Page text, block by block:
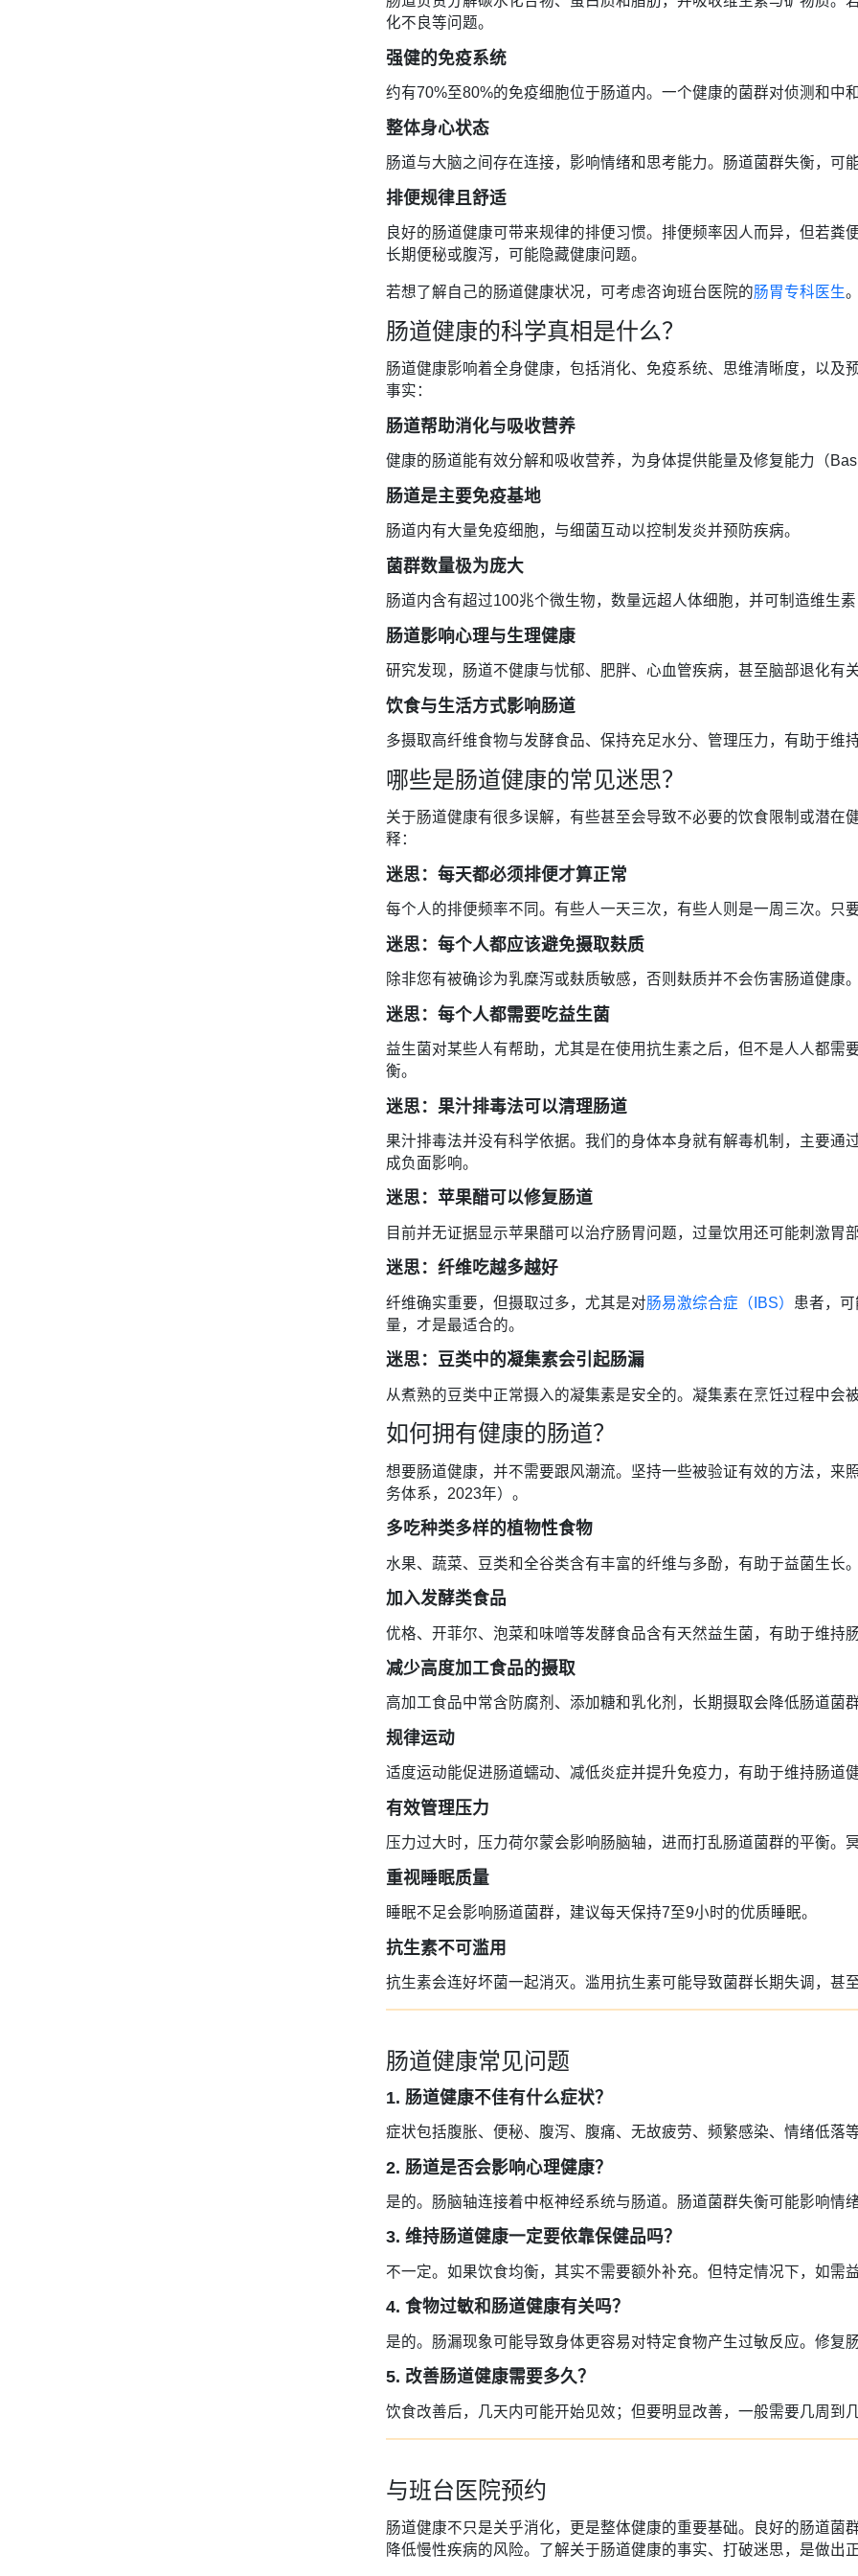
化不良等问题。
强健的免疫系统
约有70%至80%的免疫细胞位于肠道内。一个健康的菌群对侦测和中
整体身心状态
肠道与大脑之间存在连接，影响情绪和思考能力。肠道菌群失衡，可
排便规律且舒适
良好的肠道健康可带来规律的排便习惯。排便频率因人而异，但若粪
长期便秘或腹泻，可能隐藏健康问题。
若想了解自己的肠道健康状况，可考虑咨询班台医院的肠胃专科医生
肠道健康的科学真相是什么？
肠道健康影响着全身健康，包括消化、免疫系统、思维清晰度，以及
事实：
肠道帮助消化与吸收营养
健康的肠道能有效分解和吸收营养，为身体提供能量及修复能力（
肠道是主要免疫基地
肠道内有大量免疫细胞，与细菌互动以控制发炎并预防疾病。
菌群数量极为庞大
肠道内含有超过100兆个微生物，数量远超人体细胞，并可制造维生
肠道影响心理与生理健康
研究发现，肠道不健康与忧郁、肥胖、心血管疾病，甚至脑部退化有
饮食与生活方式影响肠道
多摄取高纤维食物与发酵食品、保持充足水分、管理压力，有助于维
哪些是肠道健康的常见迷思？
关于肠道健康有很多误解，有些甚至会导致不必要的饮食限制或潜在
释：
迷思：每天都必须排便才算正常
每个人的排便频率不同。有些人一天三次，有些人则是一周三次。只
迷思：每个人都应该避免摄取麸质
除非您有被确诊为乳糜泻或麸质敏感，否则麸质并不会伤害肠道健康
迷思：每个人都需要吃益生菌
益生菌对某些人有帮助，尤其是在使用抗生素之后，但不是人人都需
衡。
迷思：果汁排毒法可以清理肠道
果汁排毒法并没有科学依据。我们的身体本身就有解毒机制，主要通
成负面影响。
迷思：苹果醋可以修复肠道
目前并无证据显示苹果醋可以治疗肠胃问题，过量饮用还可能刺激胃
迷思：纤维吃越多越好
纤维确实重要，但摄取过多，尤其是对肠易激综合症（IBS） 患者，
量，才是最适合的。
迷思：豆类中的凝集素会引起肠漏
从煮熟的豆类中正常摄入的凝集素是安全的。凝集素在烹饪过程中会
如何拥有健康的肠道？
想要肠道健康，并不需要跟风潮流。坚持一些被验证有效的方法，来
务体系，2023年）。
多吃种类多样的植物性食物
水果、蔬菜、豆类和全谷类含有丰富的纤维与多酚，有助于益菌生长
加入发酵类食品
优格、开菲尔、泡菜和味噌等发酵食品含有天然益生菌，有助于维持
减少高度加工食品的摄取
高加工食品中常含防腐剂、添加糖和乳化剂，长期摄取会降低肠道菌
规律运动
适度运动能促进肠道蠕动、减低炎症并提升免疫力，有助于维持肠道
有效管理压力
压力过大时，压力荷尔蒙会影响肠脑轴，进而打乱肠道菌群的平衡。
重视睡眠质量
睡眠不足会影响肠道菌群，建议每天保持7至9小时的优质睡眠。
抗生素不可滥用
抗生素会连好坏菌一起消灭。滥用抗生素可能导致菌群长期失调，甚
肠道健康常见问题
1. 肠道健康不佳有什么症状？
症状包括腹胀、便秘、腹泻、腹痛、无故疲劳、频繁感染、情绪低落
2. 肠道是否会影响心理健康？
是的。肠脑轴连接着中枢神经系统与肠道。肠道菌群失衡可能影响情
3. 维持肠道健康一定要依靠保健品吗？
不一定。如果饮食均衡，其实不需要额外补充。但特定情况下，如需
4. 食物过敏和肠道健康有关吗？
是的。肠漏现象可能导致身体更容易对特定食物产生过敏反应。修复
5. 改善肠道健康需要多久？
饮食改善后，几天内可能开始见效；但要明显改善，一般需要几周到
与班台医院预约
肠道健康不只是关乎消化，更是整体健康的重要基础。良好的肠道菌
降低慢性疾病的风险。了解关于肠道健康的事实、打破迷思，是做出